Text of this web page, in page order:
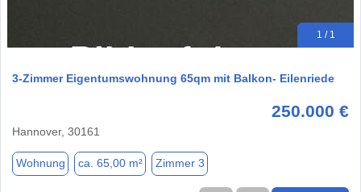
1 / 1
3-Zimmer Eigentumswohnung 65qm mit Balkon- Eilenriede
250.000 €
Hannover, 30161
Wohnung ca. 65,00 m² Zimmer 3